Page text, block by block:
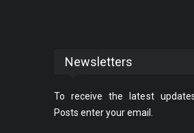
Newsletters
To receive the latest
Posts enter your email.